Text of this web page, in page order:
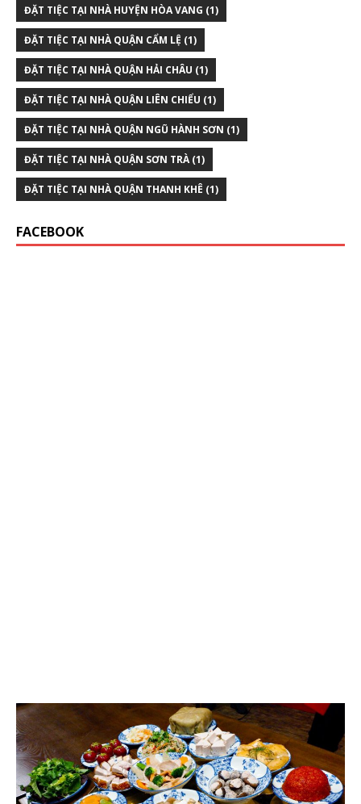
ĐẶT TIỆC TẠI NHÀ HUYỆN HÒA VANG (1)
ĐẶT TIỆC TẠI NHÀ QUẬN CẨM LỆ (1)
ĐẶT TIỆC TẠI NHÀ QUẬN HẢI CHÂU (1)
ĐẶT TIỆC TẠI NHÀ QUẬN LIÊN CHIỂU (1)
ĐẶT TIỆC TẠI NHÀ QUẬN NGŨ HÀNH SƠN (1)
ĐẶT TIỆC TẠI NHÀ QUẬN SƠN TRÀ(1)
ĐẶT TIỆC TẠI NHÀ QUẬN THANH KHÊ (1)
FACEBOOK